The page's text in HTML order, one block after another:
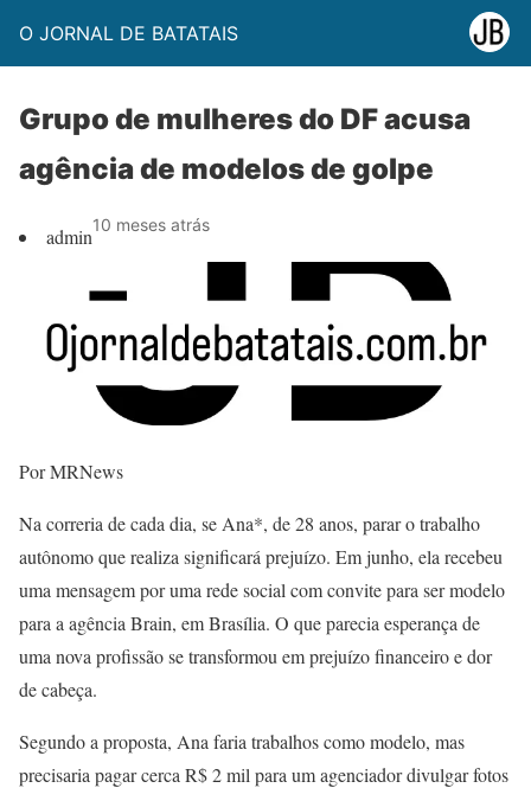
O JORNAL DE BATATAIS
Grupo de mulheres do DF acusa
agência de modelos de golpe
admin10 meses atrás
Por MRNews
Na correria de cada dia, se Ana*, de 28 anos, parar o trabalho
autônomo que realiza significará prejuízo. Em junho, ela recebeu
uma mensagem por uma rede social com convite para ser modelo
para a agência Brain, em Brasília. O que parecia esperança de
uma nova profissão se transformou em prejuízo financeiro e dor
de cabeça.
Segundo a proposta, Ana faria trabalhos como modelo, mas
precisaria pagar cerca R$ 2 mil para um agenciador divulgar fotos